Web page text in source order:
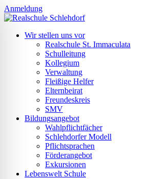
Anmeldung
Wir stellen uns vor
Realschule St. Immaculata
Schulleitung
Kollegium
Verwaltung
Fleißige Helfer
Elternbeirat
Freundeskreis
SMV
Bildungsangebot
Wahlpflichtfächer
Schlehdorfer Modell
Pflichtsprachen
Förderangebot
Exkursionen
Lebenswelt Schule